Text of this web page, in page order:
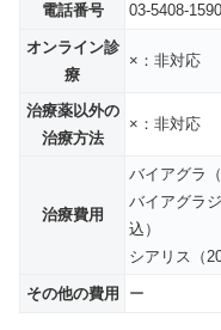
電話番号 03-5408-1590
オンライン診
療
×：非対応
治療薬以外の
治療方法
×：非対応
治療費用
バイアグラ
バイアグラ
込）
シアリス（
その他の費用 ー